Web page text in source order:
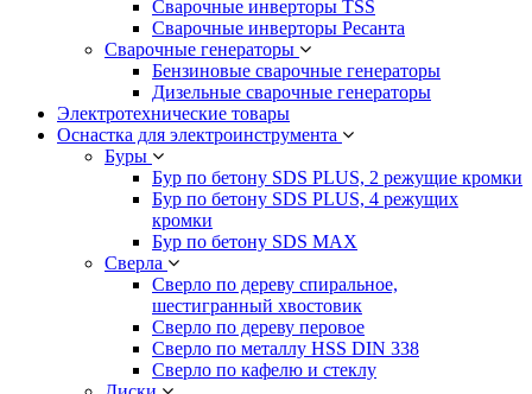
Сварочные инверторы TSS
Сварочные инверторы Ресанта
Сварочные генераторы
Бензиновые сварочные генераторы
Дизельные сварочные генераторы
Электротехнические товары
Оснастка для электроинструмента
Буры
Бур по бетону SDS PLUS, 2 режущие кромки
Бур по бетону SDS PLUS, 4 режущих
кромки
Бур по бетону SDS MAX
Сверла
Сверло по дереву спиральное,
шестигранный хвостовик
Сверло по дереву перовое
Сверло по металлу HSS DIN 338
Сверло по кафелю и стеклу